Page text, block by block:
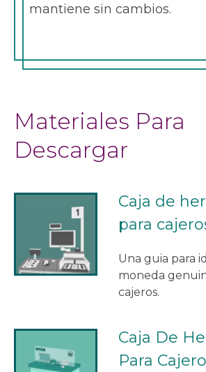
mantiene sin cambios.
Materiales Para
Descargar
Caja de
para
Una guia para
moneda
cajeros.
Caja De
Para